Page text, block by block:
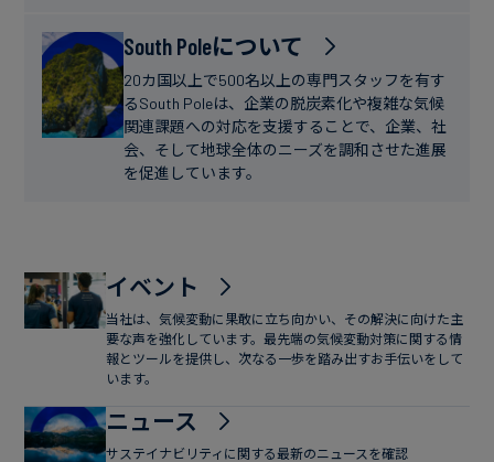
フ
ァ
イ
ナ
ン
ー
ス
South Poleについて
20カ国以上で500名以上の専門スタッフを有す
るSouth Poleは、企業の脱炭素化や複雑な気候
関連課題への対応を支援することで、企業、社
会、そして地球全体のニーズを調和させた進展
を促進しています。
イベント
当社は、気候変動に果敢に立ち向かい、その解決に向けた主
要な声を強化しています。最先端の気候変動対策に関する情
報とツールを提供し、次なる一歩を踏み出すお手伝いをして
います。
ニュース
サステイナビリティに関する最新のニュースを確認